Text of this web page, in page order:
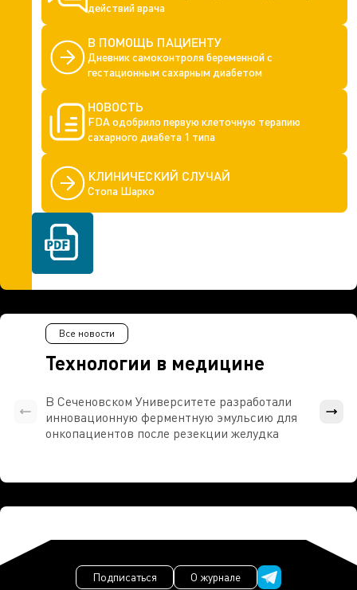
действий врача
В ПОМОЩЬ ПАЦИЕНТУ
Дневник самоконтроля беременной с
гестационным сахарным диабетом
НОВОСТЬ
FDA одобрило первую клеточную терапию
сахарного диабета 1 типа
КЛИНИЧЕСКИЙ СЛУЧАЙ
Cтопа Шарко
Технологии в медицине
Все новости
В Сеченовском Университете разработали
инновационную ферментную эмульсию для
онкопациентов после резекции желудка
Подписаться О журнале